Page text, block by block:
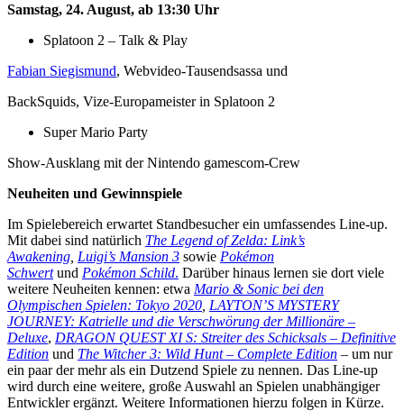
Samstag, 24. August, ab 13:30 Uhr
Splatoon 2 – Talk & Play
Fabian Siegismund, Webvideo-Tausendsassa und
BackSquids, Vize-Europameister in Splatoon 2
Super Mario Party
Show-Ausklang mit der Nintendo gamescom-Crew
Neuheiten und Gewinnspiele
Im Spielebereich erwartet Standbesucher ein umfassendes Line-up.
Mit dabei sind natürlich The Legend of Zelda: Link’s
Awakening Luigi’s Mansion 3 sowie Pokémon
Schwertund Pokémon Schild. Darüber hinaus lernen sie dort viele
weitere Neuheiten kennen: etwa Mario & Sonic bei den
Olympischen Spielen: Tokyo 2020 LAYTON’S MYSTERY
JOURNEY: Katrielle und die Verschwörung der Millionäre –
Deluxe, DRAGON QUEST XI S: Streiter des Schicksals – Definitive
Edition und The Witcher 3: Wild Hunt – Complete Edition – um nur
ein paar der mehr als ein Dutzend Spiele zu nennen. Das Line-up
wird durch eine weitere, große Auswahl an Spielen unabhängiger
Entwickler ergänzt. Weitere Informationen hierzu folgen in Kürze.